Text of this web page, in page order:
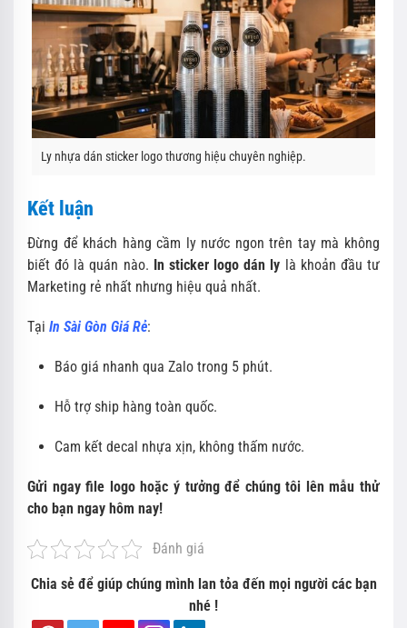
Ly nhựa dán sticker logo thương hiệu chuyên nghiệp.
Kết luận
Đừng để khách hàng cầm ly nước ngon trên tay mà không
biết đó là quán nào. In sticker logo dán ly là khoản đầu tư
Marketing rẻ nhất nhưng hiệu quả nhất.
Tại In Sài Gòn Giá Rẻ:
Báo giá nhanh qua Zalo trong 5 phút.
Hỗ trợ ship hàng toàn quốc.
Cam kết decal nhựa xịn, không thấm nước.
Gửi ngay file logo hoặc ý tưởng để chúng tôi lên mẫu thử
cho bạn ngay hôm nay!
Đánh giá
Chia sẻ để giúp chúng mình lan tỏa đến mọi người các bạn
nhé !